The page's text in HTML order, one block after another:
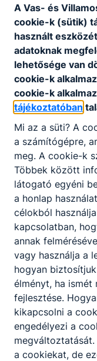
Képzési kínálat
tanév
Iskolánk felnőttek részére az alábbi
meg a 2026/2027.
2026. júl. 18. KH
A Vas- és
cookie-k (sütik)
használt
adatoknak
lehetősége van
cookie-k
cookie-k
tájékoztatóban
Mi az a süti? A
a számítógépre,
meg. A cookie-k
Többek között
látogató egyéni
a honlap
célokból
kapcsolatban,
annak
vagy használja a
hogyan
élményt, ha ismét
fejlesztése.
kikapcsolni a
engedélyezi a
megváltoztatását.
a cookiekat, de